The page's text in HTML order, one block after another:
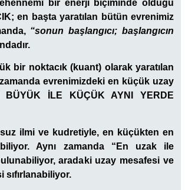
bir enerji biçiminde olduğu
en başta yaratılan bütün evrenimiz
“sonun başlangıcı; başlangıcın
bir noktacık (kuant) olarak yaratılan
evrenimizdeki en küçük uzay
BÜYÜK İLE KÜÇÜK AYNI YERDE
ilmi ve kudretiyle, en küçükten en
Aynı zamanda “En uzak ile
aradaki uzay mesafesi ve
sıfırlanabiliyor.